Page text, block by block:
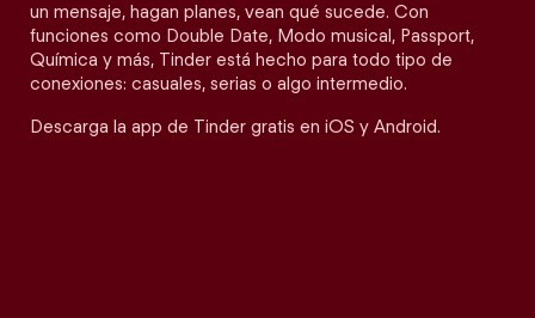
un mensaje, hagan planes, vean qué sucede. Con
funciones como Double Date, Modo musical, Passport,
Química y más, Tinder está hecho para todo tipo de
conexiones: casuales, serias o algo intermedio.
Descarga la app de Tinder gratis en iOS y Android.